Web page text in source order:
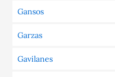
Gansos
Garzas
Gavilanes